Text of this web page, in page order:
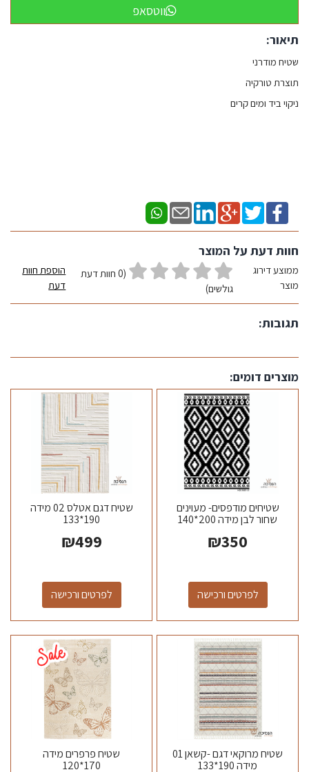
ווטסאפ
תיאור:
שטיח מודרני
תוצרת טורקיה
ניקוי ביד ומים קרים
חוות דעת על המוצר
ממוצע דירוג
מוצר
(0 חוות דעת
גולשים)
הוספת חוות
דעת
תגובות:
מוצרים דומים:
שטיחים מודפסים- מעוינים
שחור לבן מידה 200*140
₪350
לפרטים ורכישה
שטיח דגם אטלס 02 מידה
190*133
₪499
לפרטים ורכישה
שטיח מרוקאי דגם -קשאן 01
מידה 190*133
שטיח פרפרים מידה
170*120